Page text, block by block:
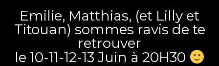
Emilie, Matthias, (et Lilly et
Titouan) sommes ravis de te
retrouver
le 10-11-12-13 Juin à 20H30